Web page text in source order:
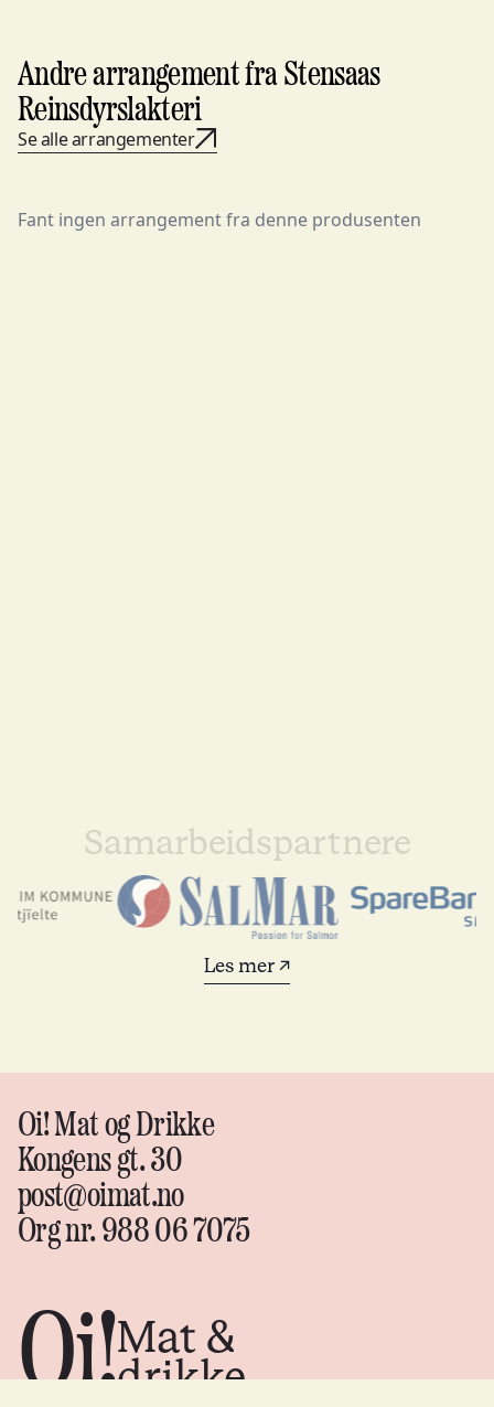
Andre arrangement fra Stensaas
Reinsdyrslakteri
Se alle arrangementer
Fant ingen arrangement fra denne produsenten
Samarbeidspartnere
Les mer ↗
Oi! Mat og Drikke
Kongens gt. 30
post@oimat.no
Org nr. 988 06 7075
Oi!Mat &
drikke